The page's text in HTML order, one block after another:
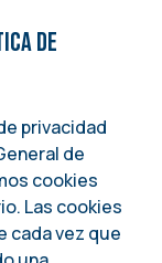
(NDI)
de
privacidad
de
cookies
Las cookies
cada vez que